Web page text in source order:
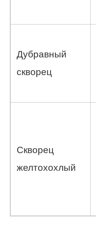
Дубравный
скворец
Скворец
желтохохлый